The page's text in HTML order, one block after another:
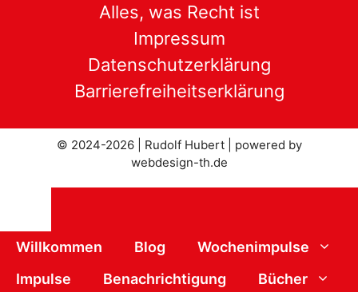
Alles, was Recht ist
Impressum
Datenschutzerklärung
Barrierefreiheitserklärung
© 2024-2026 | Rudolf Hubert | powered by
webdesign-th.de
Schließen
Willkommen Blog
Wochenimpulse
Impulse
Benachrichtigung
Bücher